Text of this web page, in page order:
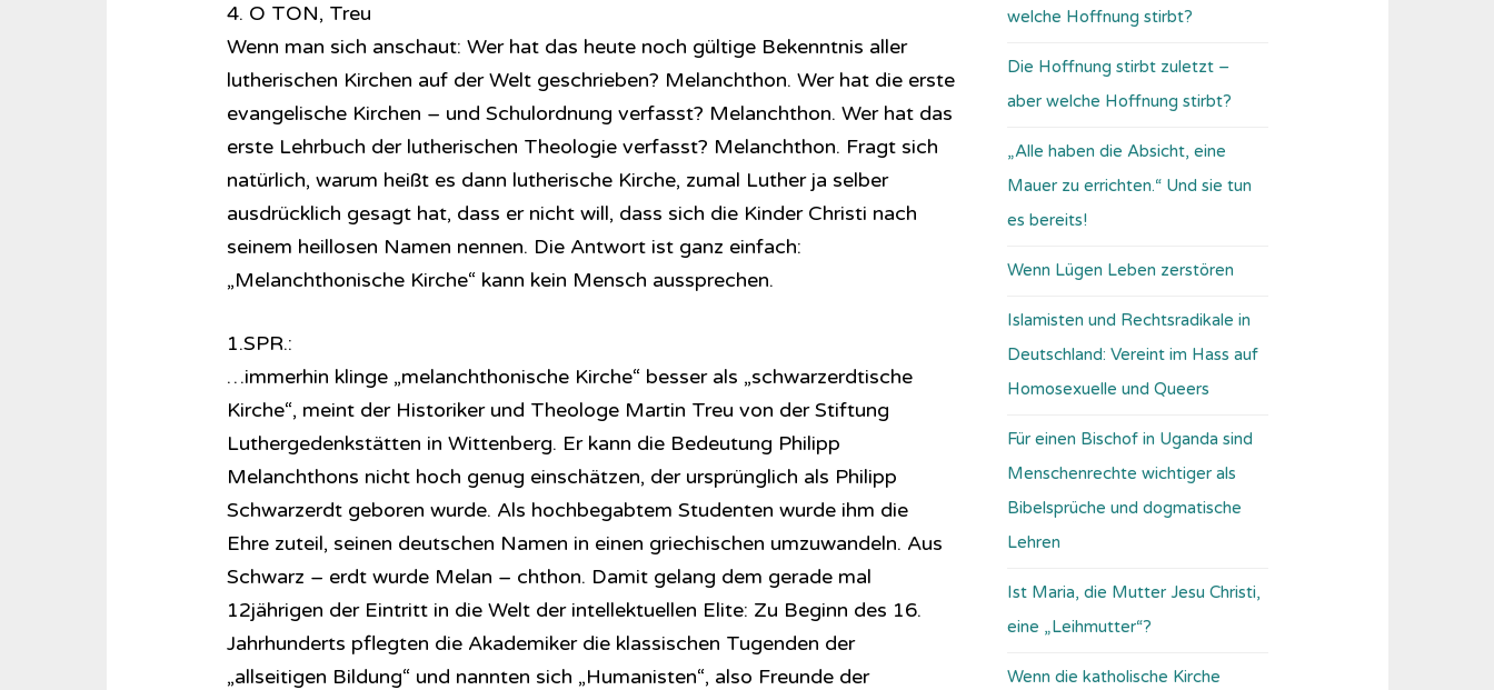
4. O TON, Treu
Wenn man sich anschaut: Wer hat das heute noch gültige Bekenntnis aller
lutherischen Kirchen auf der Welt geschrieben? Melanchthon. Wer hat die erste
evangelische Kirchen – und Schulordnung verfasst? Melanchthon. Wer hat das
erste Lehrbuch der lutherischen Theologie verfasst? Melanchthon. Fragt sich
natürlich, warum heißt es dann lutherische Kirche, zumal Luther ja selber
ausdrücklich gesagt hat, dass er nicht will, dass sich die Kinder Christi nach
seinem heillosen Namen nennen. Die Antwort ist ganz einfach:
„Melanchthonische Kirche“ kann kein Mensch aussprechen.
1.SPR.:
…immerhin klinge „melanchthonische Kirche“ besser als „schwarzerdtische
Kirche“, meint der Historiker und Theologe Martin Treu von der Stiftung
Luthergedenkstätten in Wittenberg. Er kann die Bedeutung Philipp
Melanchthons nicht hoch genug einschätzen, der ursprünglich als Philipp
Schwarzerdt geboren wurde. Als hochbegabtem Studenten wurde ihm die
Ehre zuteil, seinen deutschen Namen in einen griechischen umzuwandeln. Aus
Schwarz – erdt wurde Melan – chthon. Damit gelang dem gerade mal
12jährigen der Eintritt in die Welt der intellektuellen Elite: Zu Beginn des 16.
Jahrhunderts pflegten die Akademiker die klassischen Tugenden der
„allseitigen Bildung“ und nannten sich „Humanisten“, also Freunde der
welche Hoffnung stirbt?
Die Hoffnung stirbt zuletzt –
aber welche Hoffnung stirbt?
„Alle haben die Absicht, eine
Mauer zu errichten.“ Und sie tun
es bereits!
Wenn Lügen Leben zerstören
Islamisten und Rechtsradikale in
Deutschland: Vereint im Hass auf
Homosexuelle und Queers
Für einen Bischof in Uganda sind
Menschenrechte wichtiger als
Bibelsprüche und dogmatische
Lehren
Ist Maria, die Mutter Jesu Christi,
eine „Leihmutter“?
Wenn die katholische Kirche